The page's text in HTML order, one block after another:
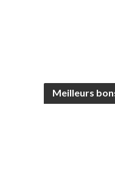
Meilleurs